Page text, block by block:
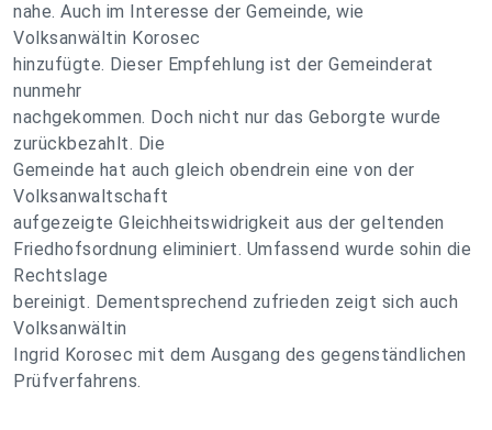
nahe. Auch im Interesse der Gemeinde, wie
Volksanwältin Korosec
hinzufügte. Dieser Empfehlung ist der Gemeinderat
nunmehr
nachgekommen. Doch nicht nur das Geborgte wurde
zurückbezahlt. Die
Gemeinde hat auch gleich obendrein eine von der
Volksanwaltschaft
aufgezeigte Gleichheitswidrigkeit aus der geltenden
Friedhofsordnung eliminiert. Umfassend wurde sohin die
Rechtslage
bereinigt. Dementsprechend zufrieden zeigt sich auch
Volksanwältin
Ingrid Korosec mit dem Ausgang des gegenständlichen
Prüfverfahrens.